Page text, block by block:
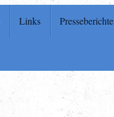
Links Presseberichte